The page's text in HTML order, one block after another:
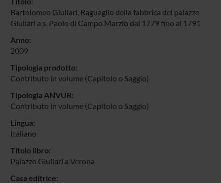
Bartolomeo Giuliari, Raguaglio della fabbrica del palazzo
Giuliari a s. Paolo di Campo Marzio dal 1779 fino al 1791
Anno:
2009
Tipologia prodotto:
Contributo in volume (Capitolo o Saggio)
Tipologia ANVUR:
Contributo in volume (Capitolo o Saggio)
Lingua:
Italiano
Titolo libro:
Palazzo Giuliari a Verona
Casa editrice: